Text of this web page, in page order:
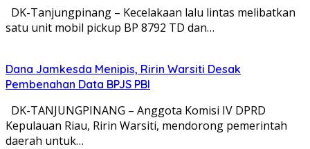
DK-Tanjungpinang – Kecelakaan lalu lintas melibatkan
satu unit mobil pickup BP 8792 TD dan…
Dana Jamkesda Menipis, Ririn Warsiti Desak
Pembenahan Data BPJS PBI
DK-TANJUNGPINANG – Anggota Komisi IV DPRD
Kepulauan Riau, Ririn Warsiti, mendorong pemerintah
daerah untuk…